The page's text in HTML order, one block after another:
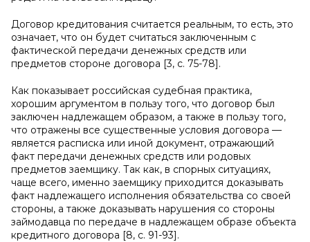
Договор кредитования считается реальным, то есть, это
означает, что он будет считаться заключенным с
фактической передачи денежных средств или
предметов стороне договора [3, c. 75-78].
Как показывает российская судебная практика,
хорошим аргументом в пользу того, что договор был
заключен надлежащем образом, а также в пользу того,
что отражены все существенные условия договора —
является расписка или иной документ, отражающий
факт передачи денежных средств или родовых
предметов заемщику. Так как, в спорных ситуациях,
чаще всего, именно заемщику приходится доказывать
факт надлежащего исполнения обязательства со своей
стороны, а также доказывать нарушения со стороны
займодавца по передаче в надлежащем образе объекта
кредитного договора [8, c. 91-93].